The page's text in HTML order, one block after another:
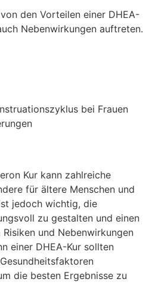
den Vorteilen einer DHEA-
Nebenwirkungen auftreten.
bei Frauen
Kur kann zahlreiche
für ältere Menschen und
jedoch wichtig, die
zu gestalten und einen
und Nebenwirkungen
einer DHEA-Kur sollten
die besten Ergebnisse zu